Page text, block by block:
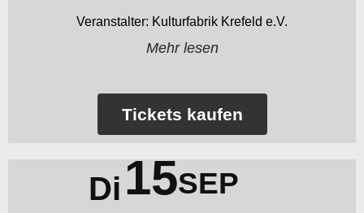
Kulturfabrik Krefeld e.V.
Mehr lesen
Tickets kaufen
Di 15SEP